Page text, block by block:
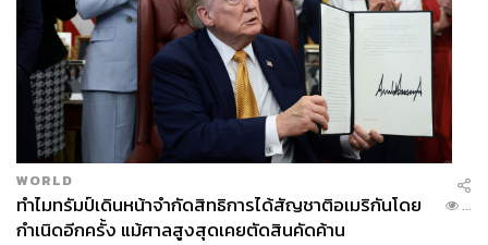
WORLD
ทำไมทรัมป์เดินหน้าจำกัดสิทธิการได้สัญชาติอเมริกันโดย
กำเนิดอีกครั้ง แม้ศาลสูงสุดเคยตัดสินคัดค้าน
...